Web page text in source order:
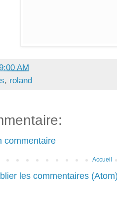
AM
, roland
commentaire
Accueil
les commentaires